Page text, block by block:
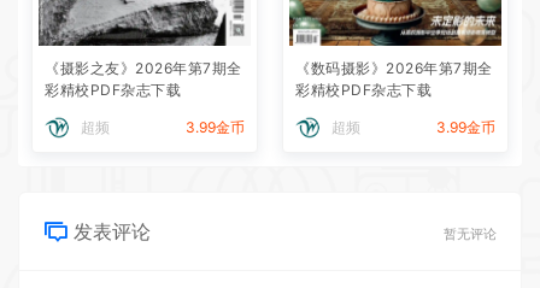
《摄影之友》2026年第7期全
彩精校PDF杂志下载
超频 3.99金币
《数码摄影》2026年第7期全
彩精校PDF杂志下载
超频 3.99金币
发表评论 暂无评论